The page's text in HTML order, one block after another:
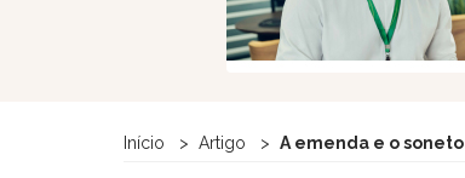
Início Artigo A emenda e o soneto